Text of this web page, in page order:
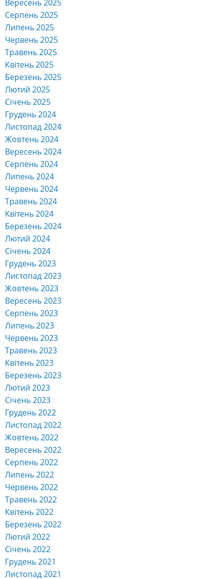
Вересень 2025
Серпень 2025
Липень 2025
Червень 2025
Травень 2025
Квітень 2025
Березень 2025
Лютий 2025
Січень 2025
Грудень 2024
Листопад 2024
Жовтень 2024
Вересень 2024
Серпень 2024
Липень 2024
Червень 2024
Травень 2024
Квітень 2024
Березень 2024
Лютий 2024
Січень 2024
Грудень 2023
Листопад 2023
Жовтень 2023
Вересень 2023
Серпень 2023
Липень 2023
Червень 2023
Травень 2023
Квітень 2023
Березень 2023
Лютий 2023
Січень 2023
Грудень 2022
Листопад 2022
Жовтень 2022
Вересень 2022
Серпень 2022
Липень 2022
Червень 2022
Травень 2022
Квітень 2022
Березень 2022
Лютий 2022
Січень 2022
Грудень 2021
Листопад 2021